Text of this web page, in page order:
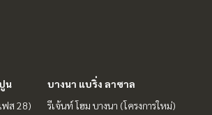
น
ฟส 28)
บางนา แบริ่ง ลาซาล
รีเจ้นท์ โฮม บางนา (โครงการใหม่)